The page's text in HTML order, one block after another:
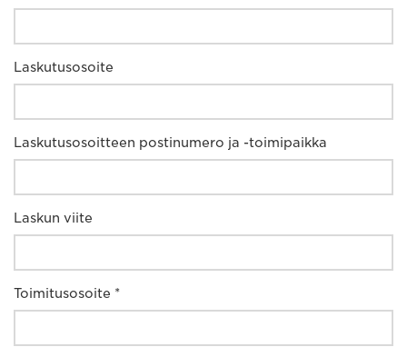
Laskutusosoite
Laskutusosoitteen postinumero ja -toimipaikka
Laskun viite
Toimitusosoite *